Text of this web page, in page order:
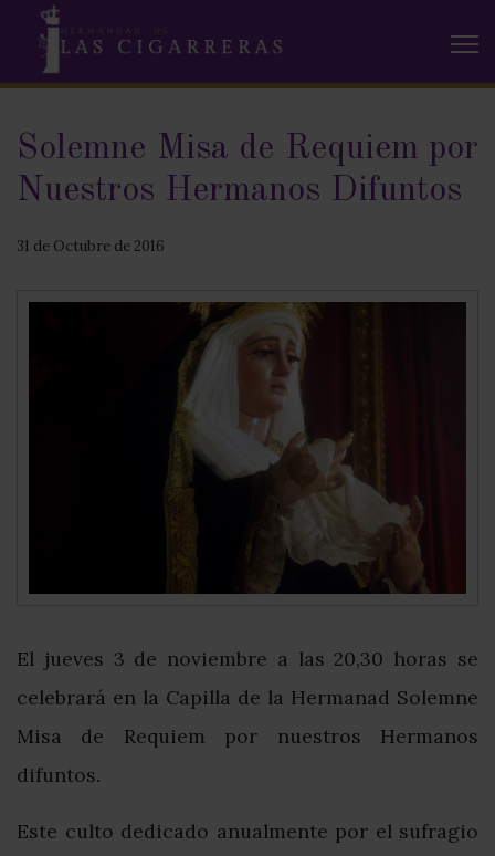
Solemne Misa de Requiem por
Nuestros Hermanos Difuntos
31 de Octubre de 2016
El jueves 3 de noviembre a las 20,30 horas se
celebrará en la Capilla de la Hermanad Solemne
Misa de Requiem por nuestros Hermanos
difuntos.
Este culto dedicado anualmente por el sufragio